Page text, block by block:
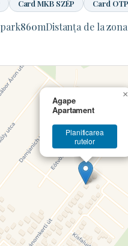
Card MKB SZÉP Card
860mDistanța de la
Agape
Apartament
Planificarea
rutelor
×